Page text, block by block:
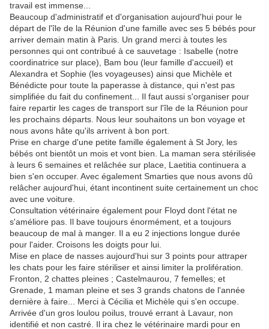
travail est immense...
Beaucoup d'administratif et d'organisation aujourd'hui pour le
départ de l'île de la Réunion d'une famille avec ses 5 bébés pour
arriver demain matin à Paris. Un grand merci à toutes les
personnes qui ont contribué à ce sauvetage : Isabelle (notre
coordinatrice sur place), Bam bou (leur famille d'accueil) et
Alexandra et Sophie (les voyageuses) ainsi que Michèle et
Bénédicte pour toute la paperasse à distance, qui n'est pas
simplifiée du fait du confinement... Il faut aussi s'organiser pour
faire repartir les cages de transport sur l'île de la Réunion pour
les prochains départs. Nous leur souhaitons un bon voyage et
nous avons hâte qu'ils arrivent à bon port.
Prise en charge d'une petite famille également à St Jory, les
bébés ont bientôt un mois et vont bien. La maman sera stérilisée
à leurs 6 semaines et relâchée sur place, Laetitia continuera a
bien s'en occuper. Avec également Smarties que nous avons dû
relâcher aujourd'hui, étant incontinent suite certainement un choc
avec une voiture.
Consultation vétérinaire également pour Floyd dont l'état ne
s'améliore pas. Il bave toujours énormément, et a toujours
beaucoup de mal à manger. Il a eu 2 injections longue durée
pour l'aider. Croisons les doigts pour lui.
Mise en place de nasses aujourd'hui sur 3 points pour attraper
les chats pour les faire stériliser et ainsi limiter la prolifération.
Fronton, 2 chattes pleines ; Castelmaurou, 7 femelles; et
Grenade, 1 maman pleine et ses 3 grands chatons de l'année
dernière à faire... Merci à Cécilia et Michèle qui s'en occupe.
Arrivée d'un gros loulou poilus, trouvé errant à Lavaur, non
identifié et non castré. Il ira chez le vétérinaire mardi pour en